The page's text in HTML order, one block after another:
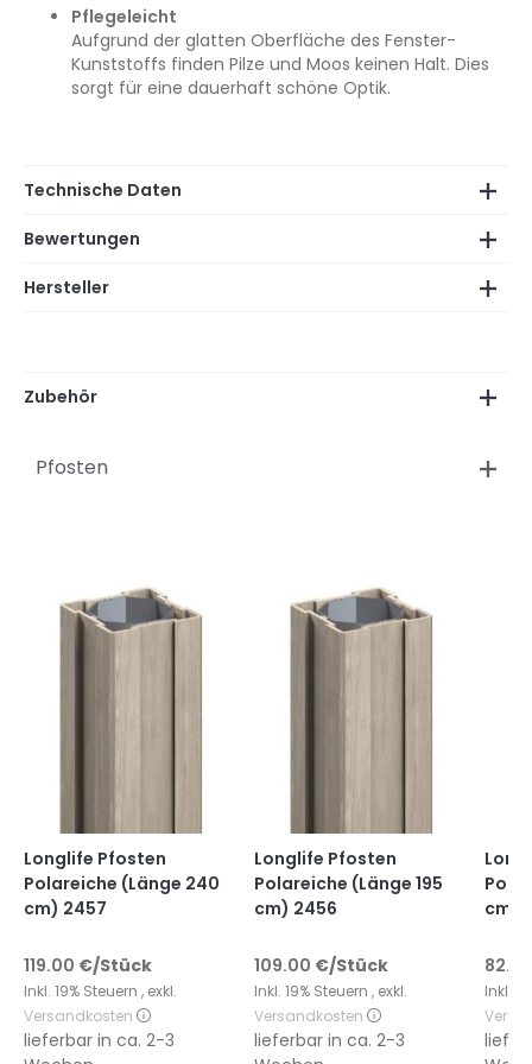
Pflegeleicht
Aufgrund der glatten Oberfläche des Fenster-
Kunststoffs finden Pilze und Moos keinen Halt. Dies
sorgt für eine dauerhaft schöne Optik.
Technische Daten
Bewertungen
Hersteller
Zubehör
Pfosten
Longlife Pfosten
Polareiche (Länge 240
cm) 2457
119.00 €/Stück
Inkl. 19% Steuern , exkl.
Versandkosten
lieferbar in ca. 2-3
Longlife Pfosten
Polareiche (Länge 195
cm) 2456
109.00 €/Stück
Inkl. 19% Steuern , exkl.
Versandkosten
lieferbar in ca. 2-3
cm)
82.90
Inkl.